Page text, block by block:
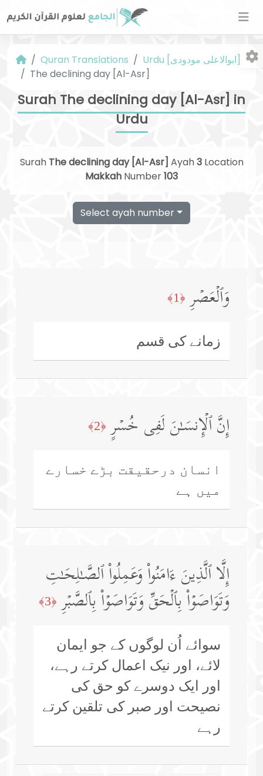
Quran Translations
Urdu [ابوالاعلی مودودی]
The declining day [Al-Asr]
Surah The declining day [Al-Asr] in
Urdu
Surah The declining day [Al-Asr] Ayah3Location
Makkah Number103
Select ayah number
وَٱلۡعَصۡرِ ﴿1﴾
زمانے کی قسم
إِنَّ ٱلۡإِنسَـٰنَ لَفِی خُسۡرٍ ﴿2﴾
انسان درحقیقت بڑے خسارے
میں ہے
إِلَّا ٱلَّذِینَ ءَامَنُوا۟ وَعَمِلُوا۟ ٱلصَّـٰلِحَـٰتِ
وَتَوَاصَوۡا۟ بِٱلۡحَقِّ وَتَوَاصَوۡا۟ بِٱلصَّبۡرِ ﴿3﴾
سوائے اُن لوگوں کے جو ایمان
لائے، اور نیک اعمال کرتے رہے،
اور ایک دوسرے کو حق کی
نصیحت اور صبر کی تلقین کرتے
رہے